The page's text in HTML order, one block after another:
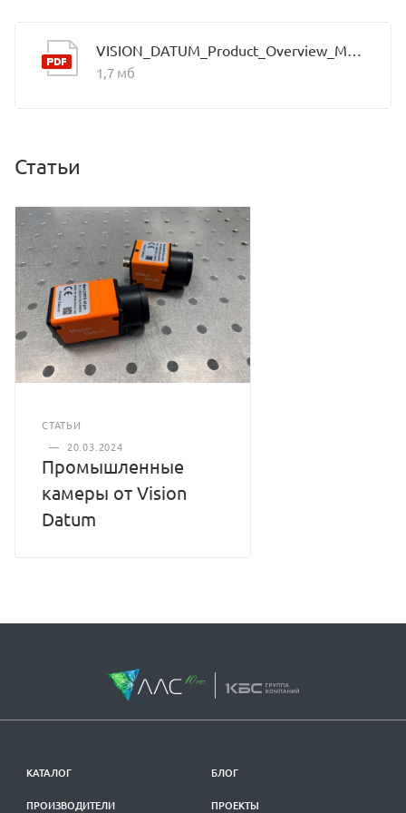
1,7 мб
Статьи
СТАТЬИ
—
20.03.2024
Промышленные
камеры от Vision
Datum
КАТАЛОГ
ПРОИЗВОДИТЕЛИ
БЛОГ
ПРОЕКТЫ